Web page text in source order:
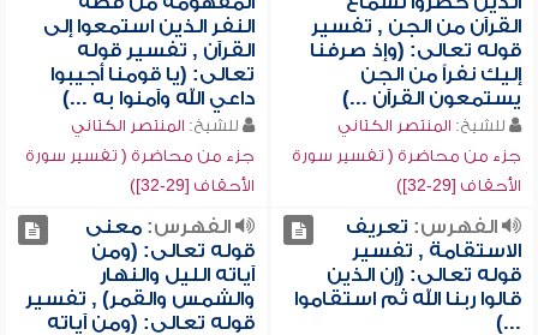
القرآن من الجن , تفسير
قوله تعالى: (وإذ صرفنا
إليك نفراً من الجن
يستمعون القرآن ...)
للشيخ: المنتصر الكتاني
جزء من محاضرة ( تفسير سورة
الأحقاف [29-32])
النفر الذين استمعوا إلى
القرآن , تفسير قوله
تعالى: (يا قومنا أجيبوا
داعي الله وآمنوا به ...)
للشيخ: المنتصر الكتاني
جزء من محاضرة ( تفسير سورة
الأحقاف [29-32])
الفهرس: تعريف
الاستقامة , تفسير
قوله تعالى: (إن الذين
قالوا ربنا الله ثم استقاموا
...)
الفهرس:معنى
قوله تعالى: (ومن
آياته الليل والنهار
والشمس والقمر) , تفسير
قوله تعالى: (ومن آياته